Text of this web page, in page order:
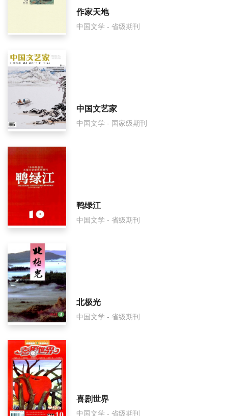
贡嘎山面费如何收取？
贡嘎山是什么级别刊物？
贡嘎山是国家级期刊吗？
作家天地
中国文学 - 省级期刊
中国文艺家
中国文学 - 国家级期刊
鸭绿江
中国文学 - 省级期刊
北极光
中国文学 - 省级期刊
喜剧世界
中国文学 - 省级期刊